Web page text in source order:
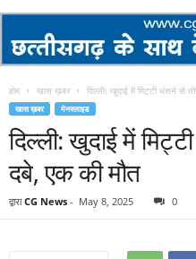
होम खास ख़बर दिल्ली: खुदाई में मिट्टी धंसने से
खास ख़बर मेनस्लाइड
दिल्ली: खुदाई में
दबे, एक की मौत
द्वारा CG News - May 8, 2025 0